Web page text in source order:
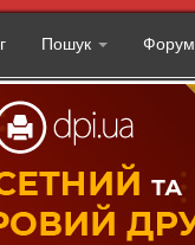
Пошук Форум